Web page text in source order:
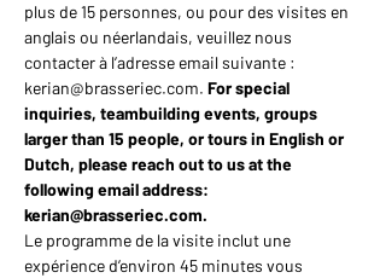
plus de 15 personnes, ou pour des visites en
anglais ou néerlandais, veuillez nous
contacter à l’adresse email suivante :
kerian@brasseriec.com. For special
inquiries, teambuilding events, groups
larger than 15 people, or tours in English or
Dutch, please reach out to us at the
following email address:
kerian@brasseriec.com.
Le programme de la visite inclut une
expérience d’environ 45 minutes vous